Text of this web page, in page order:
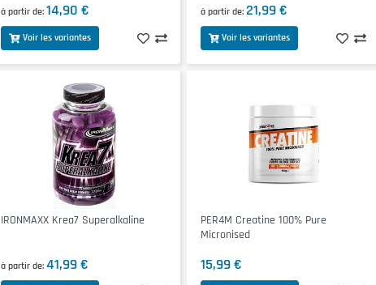
à partir de 14,90 €
Voir les variantes
à partir de 21,99 €
Voir les variantes
IRONMAXX Krea7 Superalkaline
à partir de 41,99 €
PER4M Creatine 100% Pure
Micronised
15,99 €